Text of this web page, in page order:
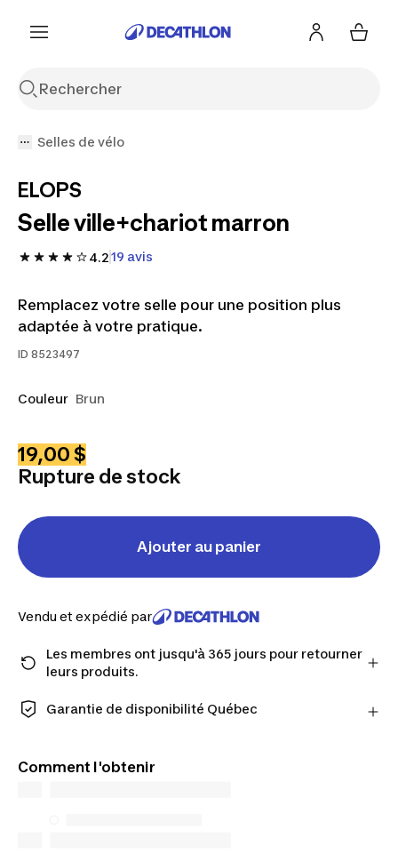
page
Selles de vélo
ELOPS
Selle ville+chariot marron
4.219 avis
Remplacez votre selle pour une position plus
adaptée à votre pratique.
ID 8523497
Couleur Brun
19,00 $
Rupture de stock
Ajouter au panier
Vendu et expédié par
Les membres ont jusqu'à 365 jours pour retourner
leurs produits.
plus de temps pour retourner les produits au cas où
Garantie de disponibilité Québec
services de réparation, de pièces de rechange (en
Comment l'obtenir